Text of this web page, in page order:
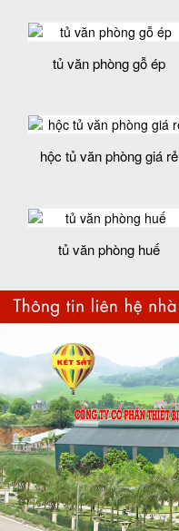
tủ văn phòng gỗ ép
hộc tủ văn phòng giá rẻ
tủ văn phòng huế